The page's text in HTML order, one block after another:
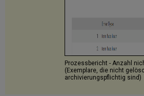
Prozessbericht - Anzahl
(Exemplare, die nicht
archivierungspflichtig sind)